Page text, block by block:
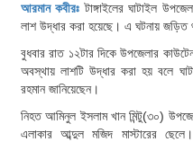
আরমান কবীরঃ টাঙ্গাইলের ঘাটাইল
লাশ উদ্ধার করা হয়েছে। এ ঘটনায় জড়িত
বুধবার রাত ১২টার দিকে উপজেলার
অবস্থায় লাশটি উদ্ধার করা হয় বলে
রহমান জানিয়েছেন।
নিহত আমিনুল ইসলাম খান মিন্টু(৩০)
এলাকার আব্দুল মজিদ মাস্টারের